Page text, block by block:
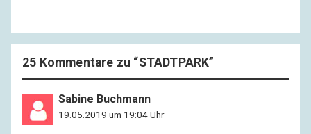
25 Kommentare zu “STADTPARK”
Sabine Buchmann
19.05.2019 um 19:04 Uhr